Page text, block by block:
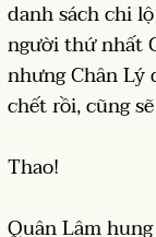
danh sách chi
người thứ nhất
nhưng Chân Lý
chết rồi, cũng
Thao!
Quân Lâm